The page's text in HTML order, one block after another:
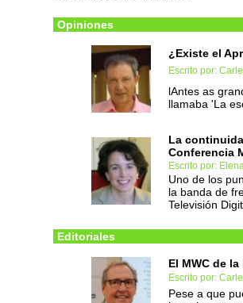
Opiniones
¿Existe el
Escrito por:
lAntes as
llamaba 'La
La
Conferencia
Escrito por:
Uno de los
la banda de
Televisión
Editoriales
El MWC de la
Escrito por:
Pese a que